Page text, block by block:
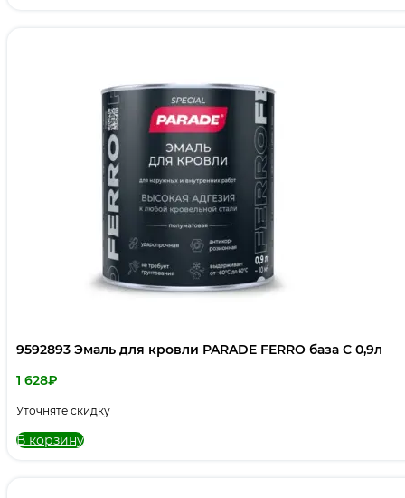
9592893 Эмаль для кровли PARADE FERRO база С 0,9л
1 628₽
Уточняте скидку
В корзину